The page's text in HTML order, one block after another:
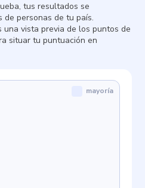
tus resultados se
de personas de tu país.
vista previa de los puntos de
situar tu puntuación en
mayoría